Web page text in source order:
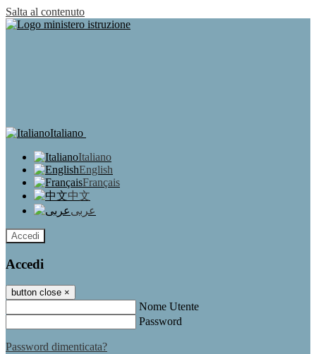
Salta al contenuto
Italiano
Italiano
English
Français
中文
عربى
Accedi
Accedi
button close ×
Nome Utente
Password
Password dimenticata?